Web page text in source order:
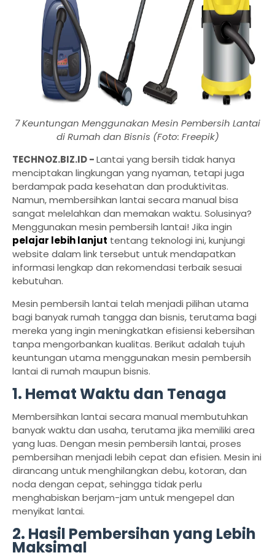
7 Keuntungan Menggunakan Mesin Pembersih Lantai
di Rumah dan Bisnis (Foto: Freepik)
TECHNOZ.BIZ.ID -Lantai yang bersih tidak hanya
menciptakan lingkungan yang nyaman, tetapi juga
berdampak pada kesehatan dan produktivitas.
Namun, membersihkan lantai secara manual bisa
sangat melelahkan dan memakan waktu. Solusinya?
Menggunakan mesin pembersih lantai! Jika ingin
pelajar lebih lanjut tentang teknologi ini, kunjungi
website dalam link tersebut untuk mendapatkan
informasi lengkap dan rekomendasi terbaik sesuai
kebutuhan.
Mesin pembersih lantai telah menjadi pilihan utama
bagi banyak rumah tangga dan bisnis, terutama bagi
mereka yang ingin meningkatkan efisiensi kebersihan
tanpa mengorbankan kualitas. Berikut adalah tujuh
keuntungan utama menggunakan mesin pembersih
lantai di rumah maupun bisnis.
1. Hemat Waktu dan Tenaga
Membersihkan lantai secara manual membutuhkan
banyak waktu dan usaha, terutama jika memiliki area
yang luas. Dengan mesin pembersih lantai, proses
pembersihan menjadi lebih cepat dan efisien. Mesin ini
dirancang untuk menghilangkan debu, kotoran, dan
noda dengan cepat, sehingga tidak perlu
menghabiskan berjam-jam untuk mengepel dan
menyikat lantai.
2. Hasil Pembersihan yang Lebih
Maksimal